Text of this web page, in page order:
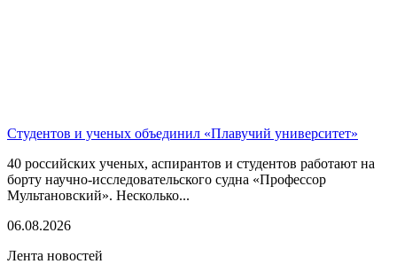
Студентов и ученых объединил «Плавучий университет»
40 российских ученых, аспирантов и студентов работают на
борту научно-исследовательского судна «Профессор
Мультановский». Несколько...
06.08.2026
Лента новостей